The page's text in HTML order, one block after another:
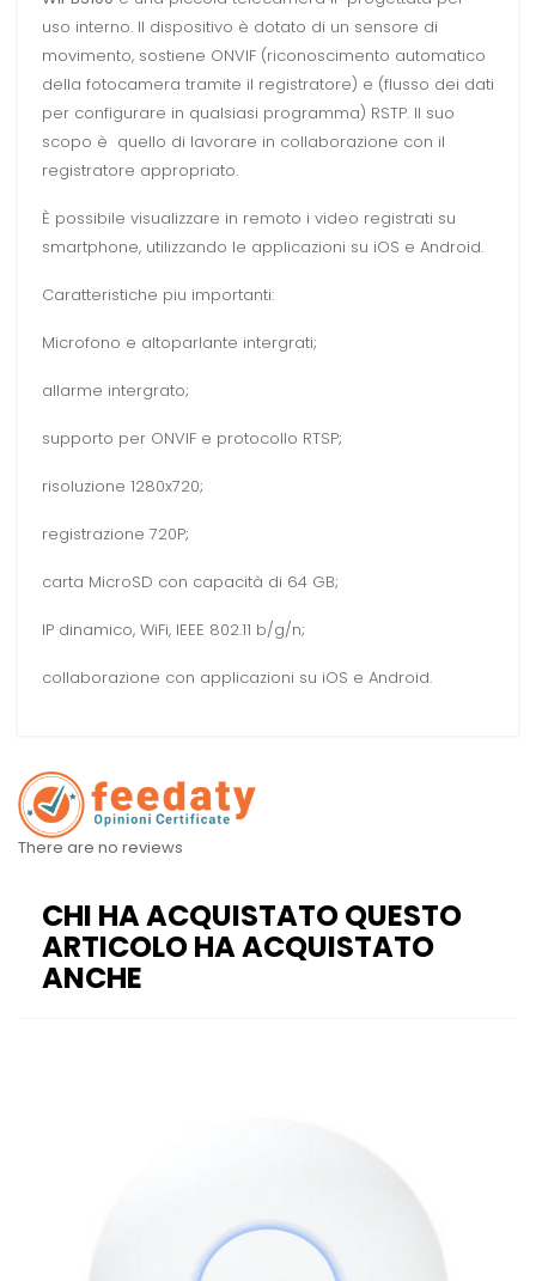
uso interno. Il dispositivo è dotato di un sensore di
movimento, sostiene ONVIF (riconoscimento automatico
della fotocamera tramite il registratore) e (flusso dei dati
per configurare in qualsiasi programma) RSTP. Il suo
scopo è quello di lavorare in collaborazione con il
registratore appropriato.
È possibile visualizzare in remoto i video registrati su
smartphone, utilizzando le applicazioni su iOS e Android.
Caratteristiche piu importanti:
Microfono e altoparlante intergrati;
allarme intergrato;
supporto per ONVIF e protocollo RTSP;
risoluzione 1280x720;
registrazione 720P;
carta MicroSD con capacità di 64 GB;
IP dinamico, WiFi, IEEE 802.11 b/g/n;
collaborazione con applicazioni su iOS e Android.
There are no reviews
CHI HA ACQUISTATO QUESTO
ARTICOLO HA ACQUISTATO
ANCHE